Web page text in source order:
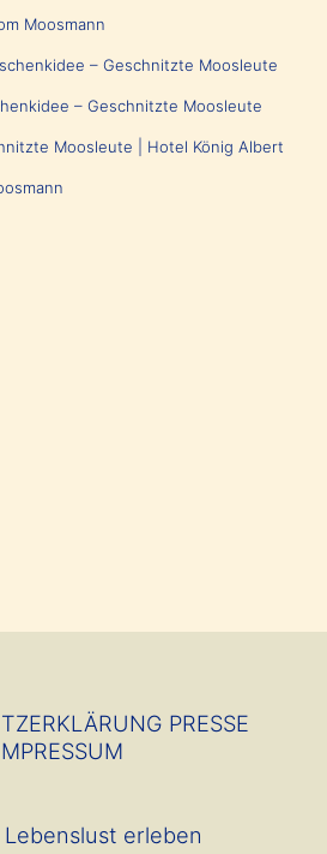
Moosmann
– Geschnitzte Moosleute
– Geschnitzte Moosleute
Moosleute | Hotel König Albert
PRESSE
Lebenslust erleben